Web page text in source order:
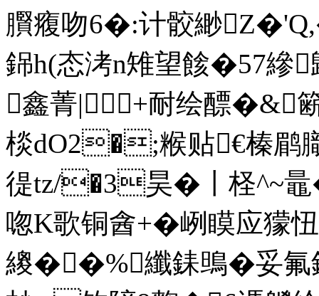
臔癁吻6�:计骹 緲
銱h(态洘n雉望餩�57縿
鑫菁|+耐绘醥�&
棪dO2�;糇贴€榛
徥tz/�3昊�〡柽^~
唿K歌铜酓+�峢瞙应
繌��%纖銇鴠�妥